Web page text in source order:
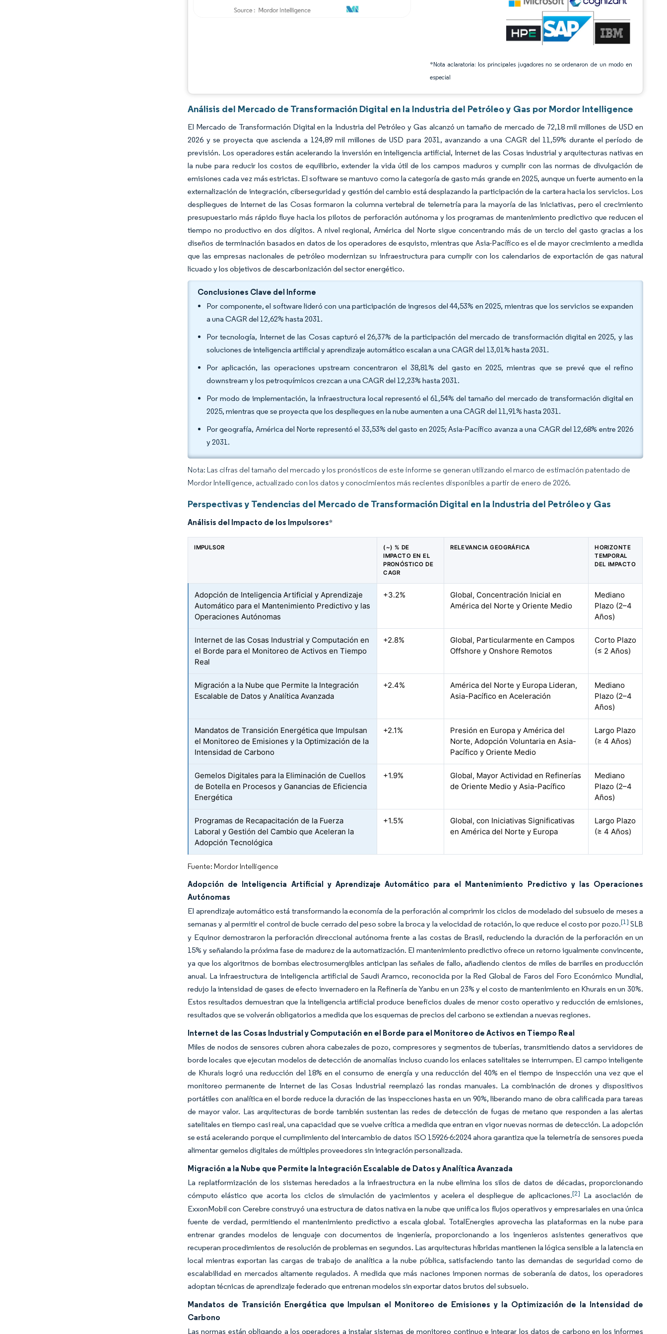
*Nota aclaratoria: los principales jugadores no se ordenaron de un modo en
especial
Análisis del Mercado de Transformación Digital en la Industria del Petróleo y Gas por Mordor Intelligence
El Mercado de Transformación Digital en la Industria del Petróleo y Gas alcanzó un tamaño de mercado de 72,18 mil millones de USD en
2026 y se proyecta que ascienda a 124,89 mil millones de USD para 2031, avanzando a una CAGR del 11,59% durante el período de
previsión. Los operadores están acelerando la inversión en inteligencia artificial, Internet de las Cosas industrial y arquitecturas nativas en
la nube para reducir los costos de equilibrio, extender la vida útil de los campos maduros y cumplir con las normas de divulgación de
emisiones cada vez más estrictas. El software se mantuvo como la categoría de gasto más grande en 2025, aunque un fuerte aumento en la
externalización de integración, ciberseguridad y gestión del cambio está desplazando la participación de la cartera hacia los servicios. Los
despliegues de Internet de las Cosas formaron la columna vertebral de telemetría para la mayoría de las iniciativas, pero el crecimiento
presupuestario más rápido fluye hacia los pilotos de perforación autónoma y los programas de mantenimiento predictivo que reducen el
tiempo no productivo en dos dígitos. A nivel regional, América del Norte sigue concentrando más de un tercio del gasto gracias a los
diseños de terminación basados en datos de los operadores de esquisto, mientras que Asia-Pacífico es el de mayor crecimiento a medida
que las empresas nacionales de petróleo modernizan su infraestructura para cumplir con los calendarios de exportación de gas natural
licuado y los objetivos de descarbonización del sector energético.
Conclusiones Clave del Informe
Por componente, el software lideró con una participación de ingresos del 44,53% en 2025, mientras que los servicios se expanden
a una CAGR del 12,62% hasta 2031.
Por tecnología, Internet de las Cosas capturó el 26,37% de la participación del mercado de transformación digital en 2025, y las
soluciones de inteligencia artificial y aprendizaje automático escalan a una CAGR del 13,01% hasta 2031.
Por aplicación, las operaciones upstream concentraron el 38,81% del gasto en 2025, mientras que se prevé que el refino
downstream y los petroquímicos crezcan a una CAGR del 12,23% hasta 2031.
Por modo de implementación, la infraestructura local representó el 61,54% del tamaño del mercado de transformación digital en
2025, mientras que se proyecta que los despliegues en la nube aumenten a una CAGR del 11,91% hasta 2031.
Por geografía, América del Norte representó el 33,53% del gasto en 2025; Asia-Pacífico avanza a una CAGR del 12,68% entre 2026
y 2031.
Nota: Las cifras del tamaño del mercado y los pronósticos de este informe se generan utilizando el marco de estimación patentado de
Mordor Intelligence, actualizado con los datos y conocimientos más recientes disponibles a partir de enero de 2026.
Perspectivas y Tendencias del Mercado de Transformación Digital en la Industria del Petróleo y Gas
Análisis del Impacto de los Impulsores*
IMPULSOR
(~) % DE
IMPACTO EN EL
PRONÓSTICO DE
CAGR
RELEVANCIA GEOGRÁFICA
HORIZONTE
TEMPORAL
DEL IMPACTO
Adopción de Inteligencia Artificial y Aprendizaje
Automático para el Mantenimiento Predictivo y las
Operaciones Autónomas
+3.2%
Global, Concentración Inicial en
América del Norte y Oriente Medio
Mediano
Plazo (2–4
Años)
Internet de las Cosas Industrial y Computación en
el Borde para el Monitoreo de Activos en Tiempo
Real
+2.8%
Global, Particularmente en Campos
Offshore y Onshore Remotos
Corto Plazo
(≤ 2 Años)
Migración a la Nube que Permite la Integración
Escalable de Datos y Analítica Avanzada
+2.4%
América del Norte y Europa Lideran,
Asia-Pacífico en Aceleración
Mediano
Plazo (2–4
Años)
Mandatos de Transición Energética que Impulsan
el Monitoreo de Emisiones y la Optimización de la
Intensidad de Carbono
+2.1%
Presión en Europa y América del
Norte, Adopción Voluntaria en Asia-
Pacífico y Oriente Medio
Largo Plazo
(≥ 4 Años)
Gemelos Digitales para la Eliminación de Cuellos
de Botella en Procesos y Ganancias de Eficiencia
Energética
+1.9%
Global, Mayor Actividad en Refinerías
de Oriente Medio y Asia-Pacífico
Mediano
Plazo (2–4
Años)
Programas de Recapacitación de la Fuerza
Laboral y Gestión del Cambio que Aceleran la
Adopción Tecnológica
+1.5%
Global, con Iniciativas Significativas
en América del Norte y Europa
Largo Plazo
(≥ 4 Años)
Fuente: Mordor Intelligence
Adopción de Inteligencia Artificial y Aprendizaje Automático para el Mantenimiento Predictivo y las Operaciones
Autónomas
El aprendizaje automático está transformando la economía de la perforación al comprimir los ciclos de modelado del subsuelo de meses a
semanas y al permitir el control de bucle cerrado del peso sobre la broca y la velocidad de rotación, lo que reduce el costo por pozo.[1] SLB
y Equinor demostraron la perforación direccional autónoma frente a las costas de Brasil, reduciendo la duración de la perforación en un
15% y señalando la próxima fase de madurez de la automatización. El mantenimiento predictivo ofrece un retorno igualmente convincente,
ya que los algoritmos de bombas electrosumergibles anticipan las señales de fallo, añadiendo cientos de miles de barriles en producción
anual. La infraestructura de inteligencia artificial de Saudi Aramco, reconocida por la Red Global de Faros del Foro Económico Mundial,
redujo la intensidad de gases de efecto invernadero en la Refinería de Yanbu en un 23% y el costo de mantenimiento en Khurais en un 30%.
Estos resultados demuestran que la inteligencia artificial produce beneficios duales de menor costo operativo y reducción de emisiones,
resultados que se volverán obligatorios a medida que los esquemas de precios del carbono se extiendan a nuevas regiones.
Internet de las Cosas Industrial y Computación en el Borde para el Monitoreo de Activos en Tiempo Real
Miles de nodos de sensores cubren ahora cabezales de pozo, compresores y segmentos de tuberías, transmitiendo datos a servidores de
borde locales que ejecutan modelos de detección de anomalías incluso cuando los enlaces satelitales se interrumpen. El campo inteligente
de Khurais logró una reducción del 18% en el consumo de energía y una reducción del 40% en el tiempo de inspección una vez que el
monitoreo permanente de Internet de las Cosas Industrial reemplazó las rondas manuales. La combinación de drones y dispositivos
portátiles con analítica en el borde reduce la duración de las inspecciones hasta en un 90%, liberando mano de obra calificada para tareas
de mayor valor. Las arquitecturas de borde también sustentan las redes de detección de fugas de metano que responden a las alertas
satelitales en tiempo casi real, una capacidad que se vuelve crítica a medida que entran en vigor nuevas normas de detección. La adopción
se está acelerando porque el cumplimiento del intercambio de datos ISO 15926-6:2024 ahora garantiza que la telemetría de sensores pueda
alimentar gemelos digitales de múltiples proveedores sin integración personalizada.
Migración a la Nube que Permite la Integración Escalable de Datos y Analítica Avanzada
La replatformización de los sistemas heredados a la infraestructura en la nube elimina los silos de datos de décadas, proporcionando
cómputo elástico que acorta los ciclos de simulación de yacimientos y acelera el despliegue de aplicaciones.[2] La asociación de
ExxonMobil con Cerebre construyó una estructura de datos nativa en la nube que unifica los flujos operativos y empresariales en una única
fuente de verdad, permitiendo el mantenimiento predictivo a escala global. TotalEnergies aprovecha las plataformas en la nube para
entrenar grandes modelos de lenguaje con documentos de ingeniería, proporcionando a los ingenieros asistentes generativos que
recuperan procedimientos de resolución de problemas en segundos. Las arquitecturas híbridas mantienen la lógica sensible a la latencia en
local mientras exportan las cargas de trabajo de analítica a la nube pública, satisfaciendo tanto las demandas de seguridad como de
escalabilidad en mercados altamente regulados. A medida que más naciones imponen normas de soberanía de datos, los operadores
adoptan técnicas de aprendizaje federado que entrenan modelos sin exportar datos brutos del subsuelo.
Mandatos de Transición Energética que Impulsan el Monitoreo de Emisiones y la Optimización de la Intensidad de
Carbono
Las normas están obligando a los operadores a instalar sistemas de monitoreo continuo e integrar los datos de carbono en los informes